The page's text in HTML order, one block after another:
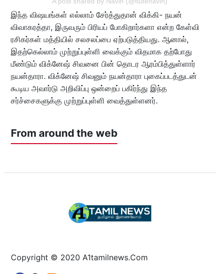
இந்த விஷயங்கள் எல்லாம் சேர்த்துதான் விக்கி- நயன்
விவாகரத்தா, இருவரும் பிரியப் போகிறார்களா என்ற கேள்வி
ரசிகர்கள் மத்தியில் சலசலப்பை ஏற்படுத்தியது. ஆனால்,
இதற்கெல்லாம் முற்றுப்புள்ளி வைக்கும் விதமாக தற்போது
மீண்டும் விக்னேஷ் சிவனை பின் தொடர ஆரம்பித்துள்ளார்
நயன்தாரா. விக்னேஷ் சிவனும் நயன்தாரா புகைப்படத்துடன்
கூடிய அவார்டு அறிவிப்பு ஒன்றைப் பகிர்ந்து இந்த
சர்ச்சைகளுக்கு முற்றுப்புள்ளி வைத்துள்ளனர்.
From around the web
Copyright © 2020 A1tamilnews.Com